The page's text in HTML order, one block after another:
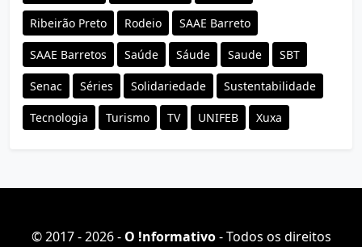
Ribeirão Preto Rodeio SAAE Barreto
SAAE Barretos Saúde Sáude Saude SBT
Senac Séries Solidariedade Sustentabilidade
Tecnologia Turismo TV UNIFEB Xuxa
© 2017 - 2026 - O ǃnformativo- Todos os direitos